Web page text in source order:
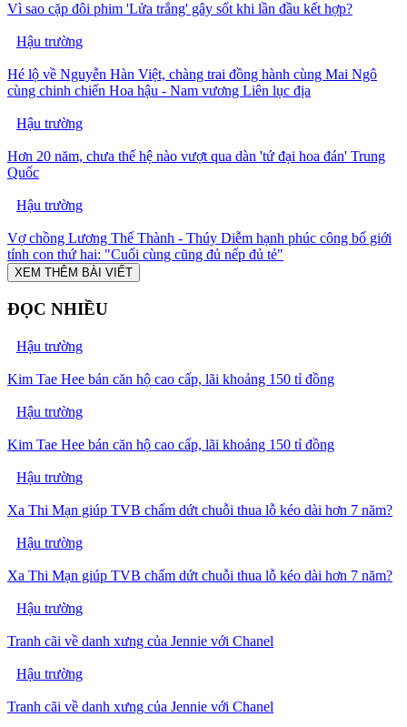
Vì sao cặp đôi phim 'Lửa trắng' gây sốt khi lần đầu kết hợp?
Hậu trường
Hé lộ về Nguyễn Hàn Việt, chàng trai đồng hành cùng Mai Ngô
cùng chinh chiến Hoa hậu - Nam vương Liên lục địa
Hậu trường
Hơn 20 năm, chưa thế hệ nào vượt qua dàn 'tứ đại hoa đán' Trung
Quốc
Hậu trường
Vợ chồng Lương Thế Thành - Thúy Diễm hạnh phúc công bố giới
tính con thứ hai: "Cuối cùng cũng đủ nếp đủ tẻ"
XEM THÊM BÀI VIẾT
ĐỌC NHIỀU
Hậu trường
Kim Tae Hee bán căn hộ cao cấp, lãi khoảng 150 tỉ đồng
Hậu trường
Kim Tae Hee bán căn hộ cao cấp, lãi khoảng 150 tỉ đồng
Hậu trường
Xa Thi Mạn giúp TVB chấm dứt chuỗi thua lỗ kéo dài hơn 7 năm?
Hậu trường
Xa Thi Mạn giúp TVB chấm dứt chuỗi thua lỗ kéo dài hơn 7 năm?
Hậu trường
Tranh cãi về danh xưng của Jennie với Chanel
Hậu trường
Tranh cãi về danh xưng của Jennie với Chanel